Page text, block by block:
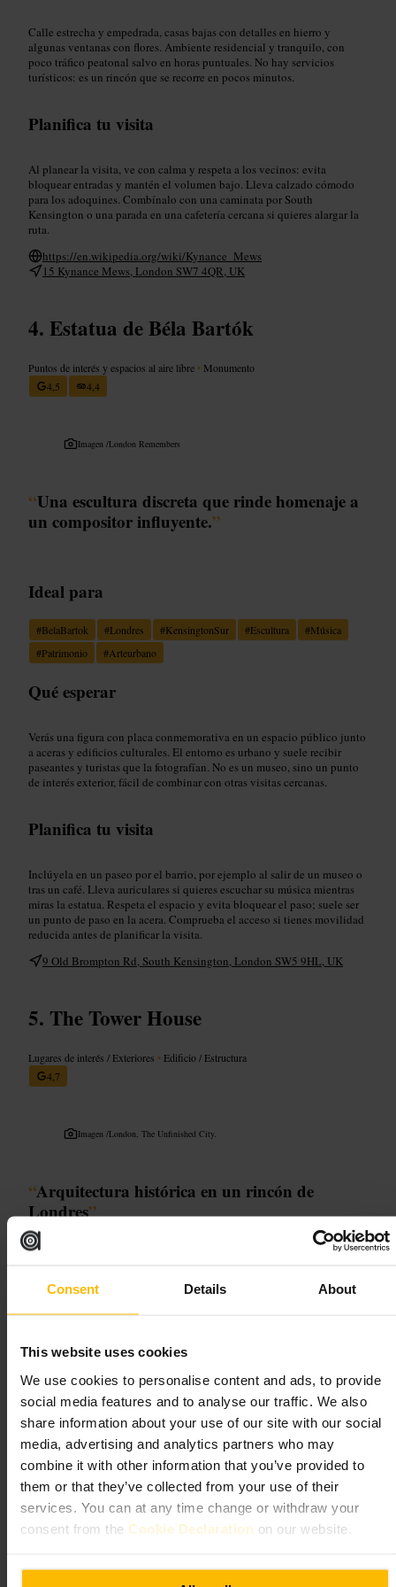
Consent Details About
This website uses cookies
We use cookies to personalise content and ads, to provide
social media features and to analyse our traffic. We also
share information about your use of our site with our social
media, advertising and analytics partners who may
combine it with other information that you’ve provided to
them or that they’ve collected from your use of their
services. You can at any time change or withdraw your
consent from the Cookie Declaration on our website.
Calle estrecha y empedrada, casas bajas con detalles en hierro y
algunas ventanas con flores. Ambiente residencial y tranquilo, con
poco tráfico peatonal salvo en horas puntuales. No hay servicios
turísticos: es un rincón que se recorre en pocos minutos.
Planifica tu visita
Al planear la visita, ve con calma y respeta a los vecinos: evita
bloquear entradas y mantén el volumen bajo. Lleva calzado cómodo
para los adoquines. Combínalo con una caminata por South
Kensington o una parada en una cafetería cercana si quieres alargar la
ruta.
https://en.wikipedia.org/wiki/Kynance_Mews
15 Kynance Mews, London SW7 4QR, UK
Estatua de Béla Bartók
Puntos de interés y espacios al aire libre • Monumento
4,5
4,4
Imagen /London Remembers
“Una escultura discreta que rinde homenaje a
un compositor influyente.”
Ideal para
#BelaBartok #Londres #KensingtonSur #Escultura #Música
#Patrimonio #Arteurbano
Qué esperar
Verás una figura con placa conmemorativa en un espacio público junto
a aceras y edificios culturales. El entorno es urbano y suele recibir
paseantes y turistas que la fotografían. No es un museo, sino un punto
de interés exterior, fácil de combinar con otras visitas cercanas.
Planifica tu visita
Inclúyela en un paseo por el barrio, por ejemplo al salir de un museo o
tras un café. Lleva auriculares si quieres escuchar su música mientras
miras la estatua. Respeta el espacio y evita bloquear el paso; suele ser
un punto de paso en la acera. Comprueba el acceso si tienes movilidad
reducida antes de planificar la visita.
9 Old Brompton Rd, South Kensington, London SW5 9HL, UK
The Tower House
Lugares de interés / Exteriores • Edificio / Estructura
4,7
Imagen /London, The Unfinished City.
“Arquitectura histórica en un rincón de
Londres”
Ideal para
#Arquitectura #Patrimonio
Qué esperar
Una fachada con detalles visibles desde la calle y una presencia
arquitectónica que invita a mirar con calma. No siempre hay acceso
público al interior, así que la visita suele centrarse en la observación
del exterior, los elementos decorativos y el contexto urbano alrededor
del edificio.
Planifica tu visita
visitas interiores o recorridos guiados. Lleva calzado cómodo para